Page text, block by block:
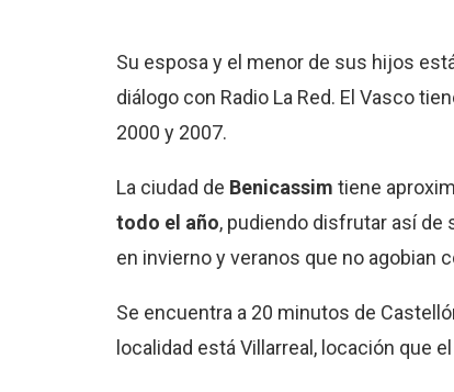
Su esposa y el menor de sus hijos
diálogo con Radio La Red. El Vasco
2000 y 2007.
La ciudad de Benicassim tiene
todo el año, pudiendo disfrutar así de
en invierno y veranos que no agobian
Se encuentra a 20 minutos de
localidad está Villarreal, locación que